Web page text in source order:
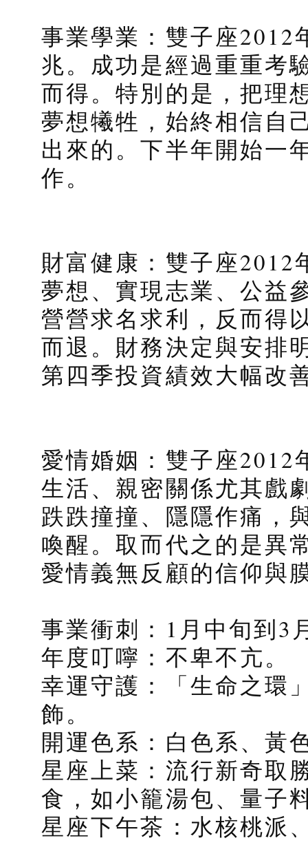
事業學業：雙子座2012
兆。成功是經過重重考
而得。特別的是，把理
夢想犧牲，始終相信自
出來的。下半年開始一
作。
財富健康：雙子座2012
夢想、實現志業、公益
營營求名求利，反而得
而退。財務決定與安排
第四季投資績效大幅改
愛情婚姻：雙子座2012
生活、親密關係尤其戲
跌跌撞撞、隱隱作痛，
喚醒。取而代之的是異
愛情義無反顧的信仰與
事業衝刺：1月中旬到3
年度叮嚀：不卑不亢。
幸運守護：「生命之環
飾。
開運色系：白色系、黃
星座上菜：流行新奇取
食，如小籠湯包、量子
星座下午茶：水核桃派